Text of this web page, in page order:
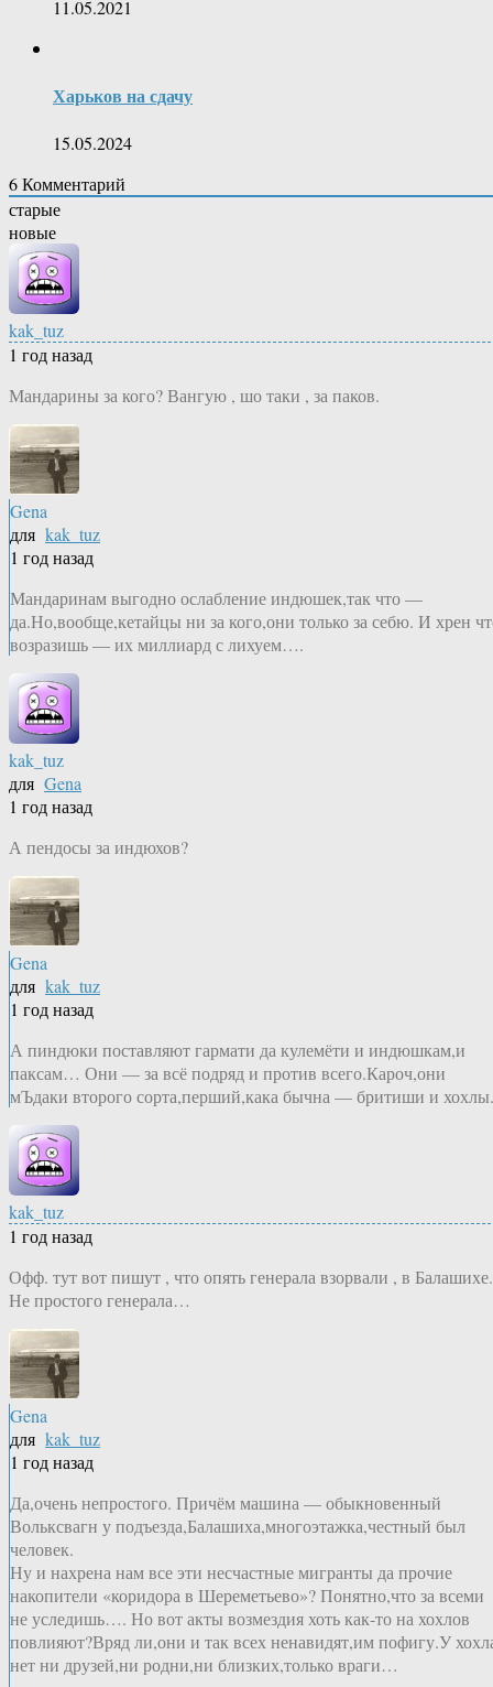
11.05.2021
Харьков на сдачу
15.05.2024
6Комментарий
старые
новые
kak_tuz
1 год назад
Мандарины за кого? Вангую , шо таки , за паков.
Gena
для kak_tuz
1 год назад
Мандаринам выгодно ослабление индюшек,так что —
да.Но,вообще,кетайцы ни за кого,они только за себю. И хрен
возразишь — их миллиард с лихуем….
kak_tuz
для Gena
1 год назад
А пендосы за индюхов?
Gena
для kak_tuz
1 год назад
А пиндюки поставляют гармати да кулемёти и индюшкам,и
паксам… Они — за всё подряд и против всего.Кароч,они
мЪдаки второго сорта,перший,кака бычна — бритиши и хохлы.
kak_tuz
1 год назад
Офф. тут вот пишут , что опять генерала взорвали , в Балашихе.
Не простого генерала…
Gena
для kak_tuz
1 год назад
Да,очень непростого. Причём машина — обыкновенный
Вольксвагн у подъезда,Балашиха,многоэтажка,честный был
человек.
Ну и нахрена нам все эти несчастные мигранты да прочие
накопители «коридора в Шереметьево»? Понятно,что за всеми
не уследишь…. Но вот акты возмездия хоть как-то на хохлов
повлияют?Вряд ли,они и так всех ненавидят,им пофигу.У
нет ни друзей,ни родни,ни близких,только враги…